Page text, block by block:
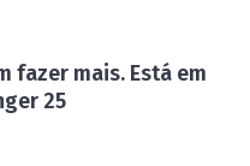
fazer mais. Está em
25